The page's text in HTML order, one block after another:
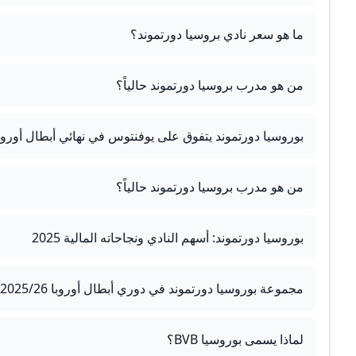
ما هو سعر نادي بروسيا دورتموند؟
من هو مدرب بروسيا دورتموند حالياً؟
بوروسيا دورتموند يتفوق على يوفنتوس في نهائي أبطال أوروبا
من هو مدرب بروسيا دورتموند حالياً؟
بوروسيا دورتموند: أسهم النادي ونجاحاته المالية 2025
مجموعة بوروسيا دورتموند في دوري أبطال أوروبا 2025/26
لماذا يسمى بوروسيا BVB؟